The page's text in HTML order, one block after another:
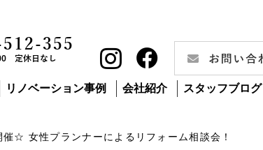
355
定休日なし
リノベーション事例 会社紹介 スタッフブログ
催☆ 女性プランナーによるリフォーム相談会！